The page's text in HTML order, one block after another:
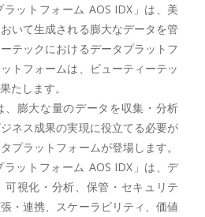
ラットフォーム AOS IDX」は、美
いて生成される膨大なデータを管
テックにおけるデータプラットフ
トフォームは、ビューティーテッ
たします。
、膨大な量のデータを収集・分析
ネス成果の実現に役立てる必要が
プラットフォームが登場します。
ラットフォーム AOS IDX」は、デ
可視化・分析、保管・セキュリテ
・連携、スケーラビリティ、価値